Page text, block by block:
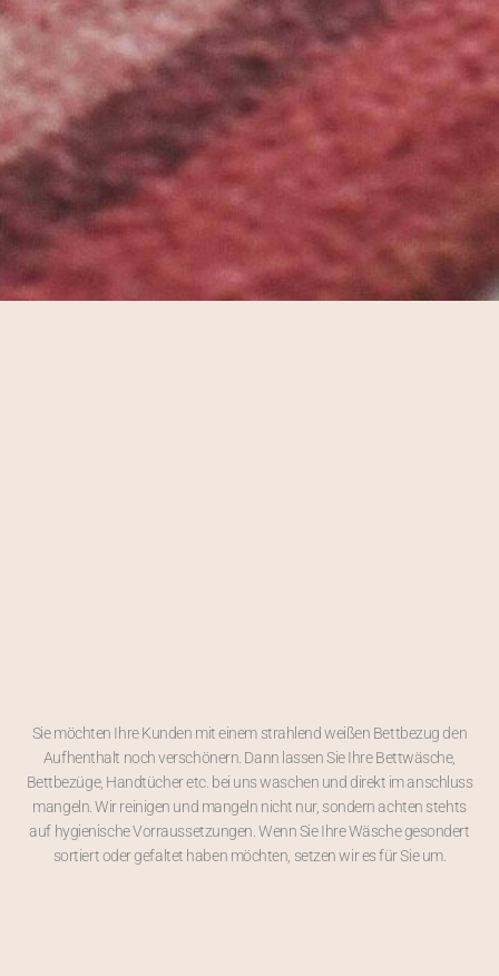
Sie möchten Ihre Kunden mit einem strahlend weißen Bettbezug den
Aufhenthalt noch verschönern. Dann lassen Sie Ihre Bettwäsche,
Bettbezüge, Handtücher etc. bei uns waschen und direkt im anschluss
mangeln. Wir reinigen und mangeln nicht nur, sondern achten stehts
auf hygienische Vorraussetzungen. Wenn Sie Ihre Wäsche gesondert
sortiert oder gefaltet haben möchten, setzen wir es für Sie um.